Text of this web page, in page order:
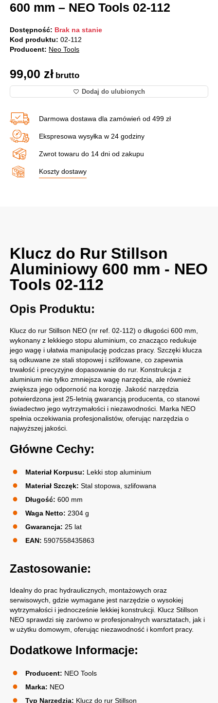
600 mm – NEO Tools 02-112
Dostępność: Brak na stanie
Kod produktu: 02-112
Producent: Neo Tools
99,00 zł brutto
Dodaj do ulubionych
Darmowa dostawa dla zamówień od 499 zł
Ekspresowa wysyłka w 24 godziny
Zwrot towaru do 14 dni od zakupu
Koszty dostawy
Klucz do Rur Stillson
Aluminiowy 600 mm - NEO
Tools 02-112
Opis Produktu:
Klucz do rur Stillson NEO (nr ref. 02-112) o długości 600 mm,
wykonany z lekkiego stopu aluminium, co znacząco redukuje
jego wagę i ułatwia manipulację podczas pracy. Szczęki klucza
są odkuwane ze stali stopowej i szlifowane, co zapewnia
trwałość i precyzyjne dopasowanie do rur. Konstrukcja z
aluminium nie tylko zmniejsza wagę narzędzia, ale również
zwiększa jego odporność na korozję. Jakość narzędzia
potwierdzona jest 25-letnią gwarancją producenta, co stanowi
świadectwo jego wytrzymałości i niezawodności. Marka NEO
spełnia oczekiwania profesjonalistów, oferując narzędzia o
najwyższej jakości.
Główne Cechy:
Materiał Korpusu: Lekki stop aluminium
Materiał Szczęk: Stal stopowa, szlifowana
Długość: 600 mm
Waga Netto: 2304 g
Gwarancja: 25 lat
EAN: 5907558435863
Zastosowanie:
Idealny do prac hydraulicznych, montażowych oraz
serwisowych, gdzie wymagane jest narzędzie o wysokiej
wytrzymałości i jednocześnie lekkiej konstrukcji. Klucz Stillson
NEO sprawdzi się zarówno w profesjonalnych warsztatach, jak i
w użytku domowym, oferując niezawodność i komfort pracy.
Dodatkowe Informacje:
Producent: NEO Tools
Marka: NEO
Typ Narzędzia: Klucz do rur Stillson